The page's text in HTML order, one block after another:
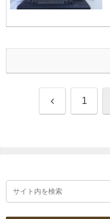
前 1